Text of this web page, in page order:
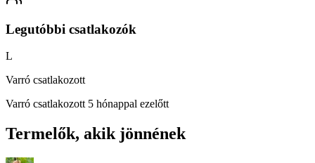
Legutóbbi csatlakozók
L
Varró csatlakozott
Varró csatlakozott 5 hónappal ezelőtt
Termelők, akik jönnének